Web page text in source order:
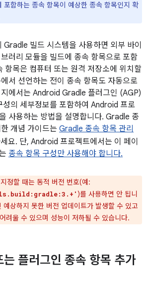
포함하는 종속 항목이 예상한 종속 항목인지 확
빌드 시스템을 사용하면 외부 바이
러리 모듈을 빌드에 종속 항목으로 포함
항목은 컴퓨터 또는 원격 저장소에 위치할
서 선언하는 전이 종속 항목도 자동으로
에서는 Android Gradle 플러그인 (AGP)
성의 세부정보를 포함하여 Android 프로
사용하는 방법을 설명합니다. Gradle 종
개념 가이드는 Gradle 종속 항목 관리
요. 단, Android 프로젝트에서는 이 페이
종속 항목 구성만 사용해야 합니다.
정할 때는 동적 버전 번호(예:
)를 사용하면 안 됩니
예상하지 못한 버전 업데이트가 발생할 수 있고
려울 수 있으며 성능이 저하될 수 있습니다.
는 플러그인 종속 항목 추가